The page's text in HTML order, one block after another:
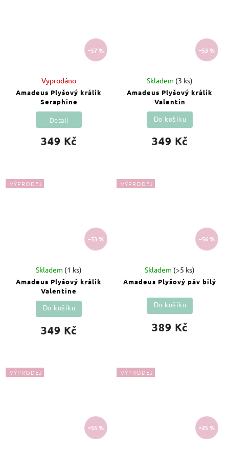
–57 %
Amadeus Plyšový králík
Seraphine
Vyprodáno
349 Kč
Detail
–53 %
Amadeus Plyšový králík
Valentin
Skladem (3 ks)
349 Kč
Do košíku
VÝPRODEJ
–53 %
Amadeus Plyšový králík
Valentine
Skladem (1 ks)
349 Kč
Do košíku
VÝPRODEJ
–56 %
Amadeus Plyšový páv bílý
Skladem (>5 ks)
389 Kč
Do košíku
VÝPRODEJ
–55 %
VÝPRODEJ
–25 %